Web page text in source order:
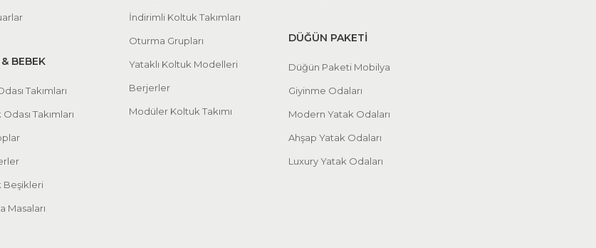
BEBEK
Takımları
Takımları
Beşikleri
Masaları
İndirimli Koltuk Takımları
Oturma Grupları
Yataklı Koltuk Modelleri
Berjerler
Modüler Koltuk Takımı
DÜĞÜN PAKETİ
Düğün Paketi Mobilya
Giyinme Odaları
Modern Yatak Odaları
Ahşap Yatak Odaları
Luxury Yatak Odaları